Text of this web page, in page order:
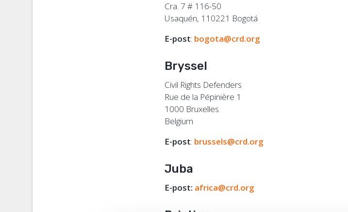
Cra. 7 # 116-50
Usaquén, 110221 Bogotá
E-post: bogota@crd.org
Bryssel
Civil Rights Defenders
Rue de la Pépinière 1
1000 Bruxelles
Belgium
E-post: brussels@crd.org
Juba
E-post: africa@crd.org